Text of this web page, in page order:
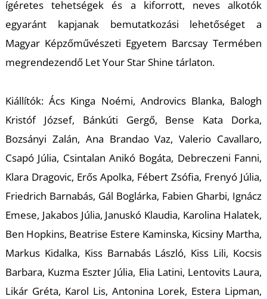
ígéretes tehetségek és a kiforrott, neves alkotók
egyaránt kapjanak bemutatkozási lehetőséget a
Magyar Képzőművészeti Egyetem Barcsay Termében
megrendezendő Let Your Star Shine tárlaton.
Kiállítók: Ács Kinga Noémi, Androvics Blanka, Balogh
Kristóf József, Bánkúti Gergő, Bense Kata Dorka,
Bozsányi Zalán, Ana Brandao Vaz, Valerio Cavallaro,
Csapó Júlia, Csintalan Anikó Bogáta, Debreczeni Fanni,
Klara Dragovic, Erős Apolka, Fébert Zsófia, Frenyó Júlia,
Friedrich Barnabás, Gál Boglárka, Fabien Gharbi, Ignácz
Emese, Jakabos Júlia, Januskó Klaudia, Karolina Halatek,
Ben Hopkins, Beatrise Estere Kaminska, Kicsiny Martha,
Markus Kidalka, Kiss Barnabás László, Kiss Lili, Kocsis
Barbara, Kuzma Eszter Júlia, Elia Latini, Lentovits Laura,
Likár Gréta, Karol Lis, Antonina Lorek, Estera Lipman,